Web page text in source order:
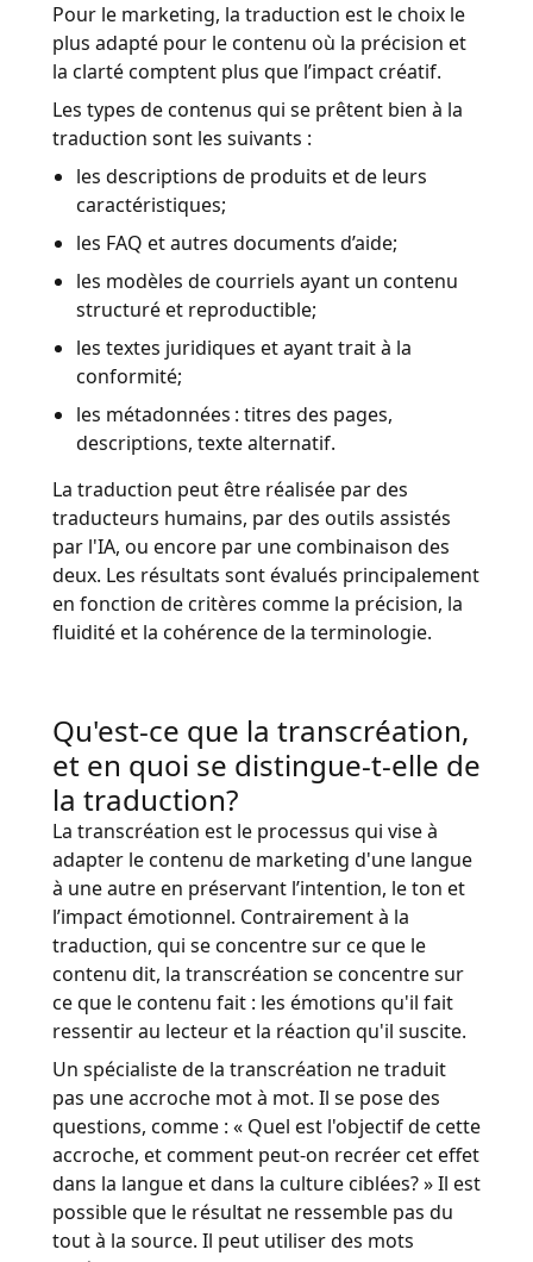
Pour le marketing, la traduction est le choix le
plus adapté pour le contenu où la précision et
la clarté comptent plus que l’impact créatif.
Les types de contenus qui se prêtent bien à la
traduction sont les suivants :
les descriptions de produits et de leurs
caractéristiques;
les FAQ et autres documents d’aide;
les modèles de courriels ayant un contenu
structuré et reproductible;
les textes juridiques et ayant trait à la
conformité;
les métadonnées : titres des pages,
descriptions, texte alternatif.
La traduction peut être réalisée par des
traducteurs humains, par des outils assistés
par l'IA, ou encore par une combinaison des
deux. Les résultats sont évalués principalement
en fonction de critères comme la précision, la
fluidité et la cohérence de la terminologie.
Qu'est-ce que la transcréation,
et en quoi se distingue-t-elle de
la traduction?
La transcréation est le processus qui vise à
adapter le contenu de marketing d'une langue
à une autre en préservant l’intention, le ton et
l’impact émotionnel. Contrairement à la
traduction, qui se concentre sur ce que le
contenu dit, la transcréation se concentre sur
ce que le contenu fait : les émotions qu'il fait
ressentir au lecteur et la réaction qu'il suscite.
Un spécialiste de la transcréation ne traduit
pas une accroche mot à mot. Il se pose des
questions, comme : « Quel est l'objectif de cette
accroche, et comment peut-on recréer cet effet
dans la langue et dans la culture ciblées? » Il est
possible que le résultat ne ressemble pas du
tout à la source. Il peut utiliser des mots